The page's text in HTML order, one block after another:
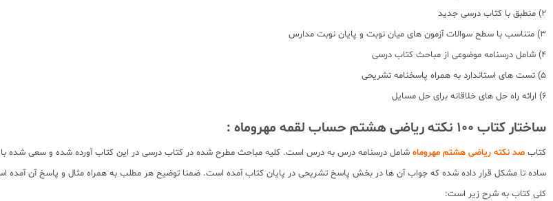
2) منطبق با کتاب درسی جدید
3) متناسب با سطح سوالات آزمون های میان نوبت و پایان نوبت مدارس
4) شامل درسنامه موضوعی از مباحث کتاب درسی
5) تست های استاندارد به همراه پاسخنامه تشریحی
6) ارائه راه حل های خلاقانه برای حل مسایل
ساختار کتاب 100 نکته ریاضی هشتم حساب لقمه مهروماه :
کتاب صد نکته ریاضی هشتم مهروماه شامل درسنامه درس به درس است. کلیه مباحث مطرح شده در کتاب درسی در این کتاب آورده شده و سعی شده با
ساده تا مشکل قرار داده شده که جواب آن ها در بخش پاسخ تشریحی در پایان کتاب آمده است. ضمنا توضیح هر مطلب به همراه مثال و پاسخ آن
کلی کتاب به شرح زیر است: